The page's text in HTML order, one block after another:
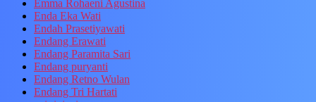
Emma Rohaeni Agustina
Enda Eka Wati
Endah Prasetiyawati
Endang Erawati
Endang Paramita Sari
Endang puryanti
Endang Retno Wulan
Endang Tri Hartati